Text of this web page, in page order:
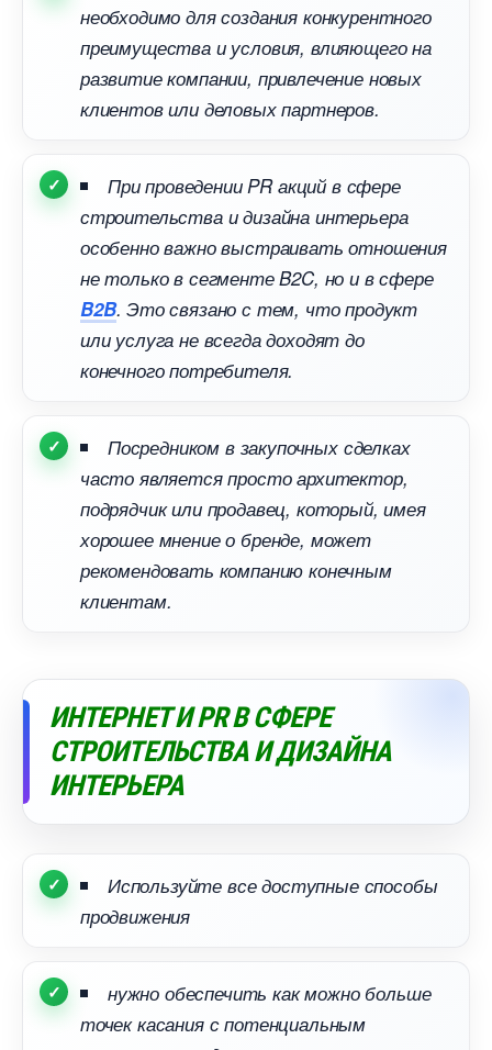
необходимо для создания конкурентного
преимущества и условия, влияющего на
развитие компании, привлечение новых
клиентов или деловых партнеров.
При проведении PR акций в сфере
строительства и дизайна интерьера
особенно важно выстраивать отношения
не только в сегменте B2C, но и в сфере
B2B. Это связано с тем, что продукт
или услуга не всегда доходят до
конечного потребителя.
Посредником в закупочных сделках
часто является просто архитектор,
подрядчик или продавец, который, имея
хорошее мнение о бренде, может
рекомендовать компанию конечным
клиентам.
ИНТЕРНЕТ И PR В СФЕРЕ
СТРОИТЕЛЬСТВА И ДИЗАЙНА
ИНТЕРЬЕРА
Используйте все доступные способы
продвижения
нужно обеспечить как можно больше
точек касания с потенциальным